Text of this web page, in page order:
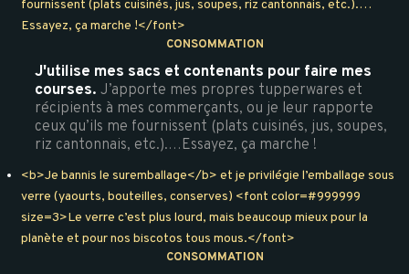
fournissent (plats cuisinés, jus, soupes, riz cantonnais, etc.).…
Essayez, ça marche !</font>
CONSOMMATION
J'utilise mes sacs et contenants pour faire mes
courses. J’apporte mes propres tupperwares et
récipients à mes commerçants, ou je leur rapporte
ceux qu’ils me fournissent (plats cuisinés, jus, soupes,
riz cantonnais, etc.).…Essayez, ça marche !
<b>Je bannis le suremballage</b> et je privilégie l’emballage sous
verre (yaourts, bouteilles, conserves) <font color=#999999
size=3>Le verre c’est plus lourd, mais beaucoup mieux pour la
planète et pour nos biscotos tous mous.</font>
CONSOMMATION